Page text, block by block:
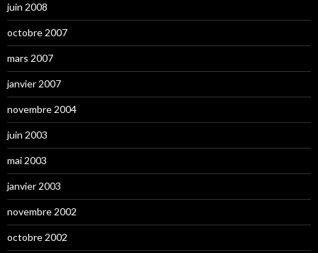
juin 2008
octobre 2007
mars 2007
janvier 2007
novembre 2004
juin 2003
mai 2003
janvier 2003
novembre 2002
octobre 2002